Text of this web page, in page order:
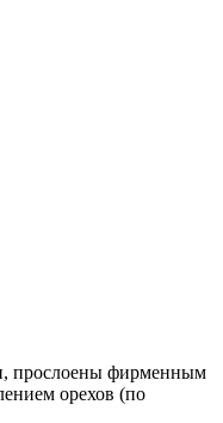
прослоены фирменным
орехов (по